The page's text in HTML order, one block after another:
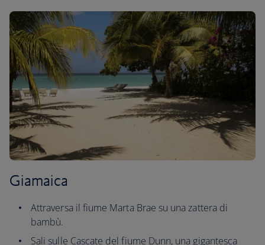
Giamaica
Attraversa il fiume Marta Brae su una zattera di
bambù.
Sali sulle Cascate del fiume Dunn, una gigantesca